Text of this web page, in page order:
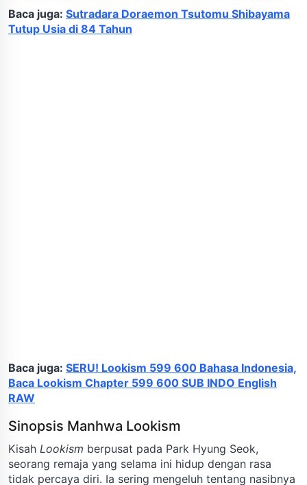
Baca juga: Sutradara Doraemon Tsutomu Shibayama
Tutup Usia di 84 Tahun
Baca juga: SERU! Lookism 599 600 Bahasa Indonesia,
Baca Lookism Chapter 599 600 SUB INDO English
RAW
Sinopsis Manhwa Lookism
Kisah Lookism berpusat pada Park Hyung Seok,
seorang remaja yang selama ini hidup dengan rasa
tidak percaya diri. Ia sering mengeluh tentang nasibnya